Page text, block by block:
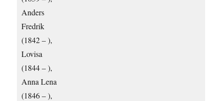
Anders
Fredrik
(1842 – ),
Lovisa
(1844 – ),
Anna Lena
(1846 – ),